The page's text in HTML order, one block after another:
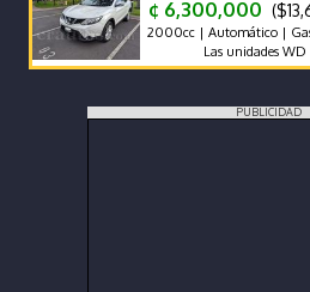
¢ 6,300,000
2000cc | Automático |
Las unidades WD
PUBLICIDAD